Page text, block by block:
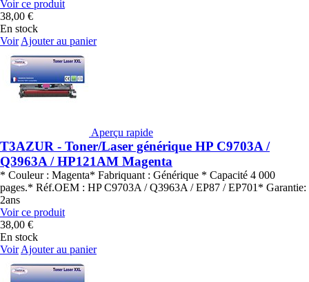
Voir ce produit
38,00 €
En stock
Voir Ajouter au panier
Aperçu rapide
T3AZUR - Toner/Laser générique HP C9703A /
Q3963A / HP121AM Magenta
* Couleur : Magenta* Fabriquant : Générique * Capacité 4 000
pages.* Réf.OEM : HP C9703A / Q3963A / EP87 / EP701* Garantie:
2ans
Voir ce produit
38,00 €
En stock
Voir Ajouter au panier